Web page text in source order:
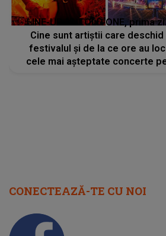
LINE-UP UNTOLD ONE, prima
Cine sunt artiștii care deschid
festivalul și de la ce ore au loc
cele mai așteptate concerte
CONECTEAZĂ-TE CU NOI